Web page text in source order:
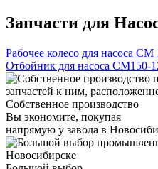
Запчасти для
Рабочее колесо для насоса СМ
Отбойник для насоса СМ150-
Собственное производство
Вы экономите, покупая
напрямую у завода в